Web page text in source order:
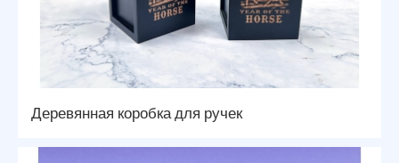
Деревянная коробка для ручек